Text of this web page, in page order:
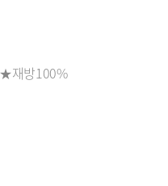
재방100%